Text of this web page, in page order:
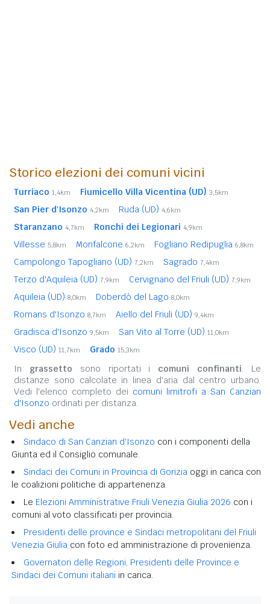
Storico elezioni dei comuni vicini
Turriaco 1,4km Fiumicello Villa Vicentina (UD) 3,5km
San Pier d'Isonzo 4,2km Ruda (UD) 4,6km
Staranzano 4,7km Ronchi dei Legionari 4,9km
Villesse 5,8km Monfalcone 6,2km Fogliano Redipuglia 6,8km
Campolongo Tapogliano (UD) 7,2km Sagrado 7,4km
Terzo d'Aquileia (UD) 7,9km Cervignano del Friuli (UD) 7,9km
Aquileia (UD) 8,0km Doberdò del Lago 8,0km
Romans d'Isonzo 8,7km Aiello del Friuli (UD) 9,4km
Gradisca d'Isonzo 9,5km San Vito al Torre (UD) 11,0km
Visco (UD) 11,7km Grado 15,3km
In grassetto sono riportati i comuni confinanti. Le
distanze sono calcolate in linea d'aria dal centro urbano.
Vedi l'elenco completo dei comuni limitrofi a San Canzian
d'Isonzo ordinati per distanza.
Vedi anche
Sindaco di San Canzian d'Isonzo con i componenti della
Giunta ed il Consiglio comunale.
Sindaci dei Comuni in Provincia di Gorizia oggi in carica con
le coalizioni politiche di appartenenza.
Le Elezioni Amministrative Friuli Venezia Giulia 2026 con i
comuni al voto classificati per provincia.
Presidenti delle province e Sindaci metropolitani del Friuli
Venezia Giulia con foto ed amministrazione di provenienza.
Governatori delle Regioni, Presidenti delle Province e
Sindaci dei Comuni italiani in carica.